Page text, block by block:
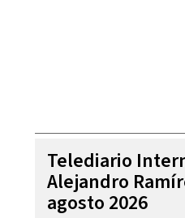
Telediario
Alejandro
agosto 2026